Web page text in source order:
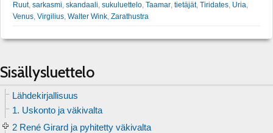
Ruut, sarkasmi, skandaali, sukuluettelo, Taamar, tietäjät, Tiridates, Uria,
Venus, Virgilius, Walter Wink, Zarathustra
Sisällysluettelo
Lähdekirjallisuus
1. Uskonto ja väkivalta
2 René Girard ja pyhitetty väkivalta